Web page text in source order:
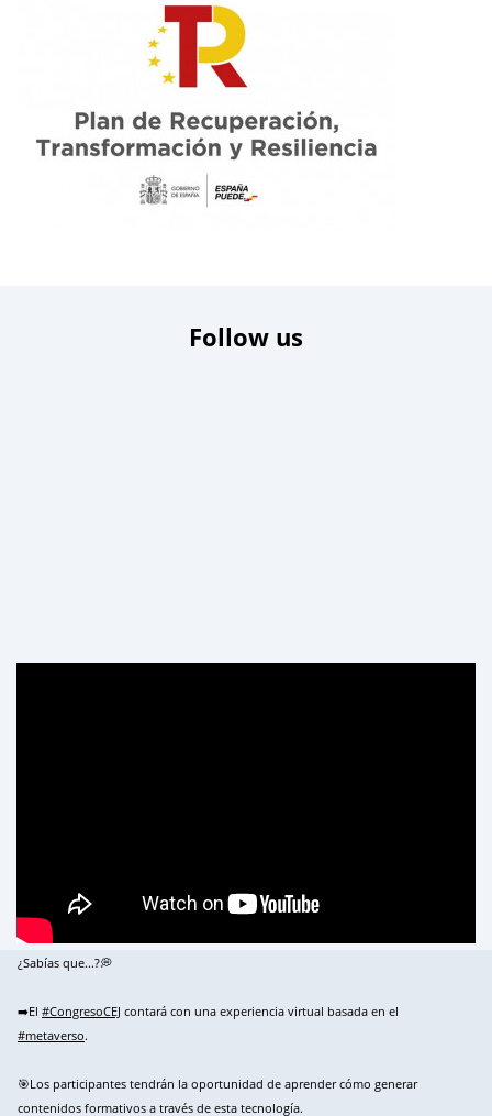
Follow us
¿Sabías que...?💭
➡️El #CongresoCEJ contará con una experiencia virtual basada en el
#metaverso.
🎯Los participantes tendrán la oportunidad de aprender cómo generar
contenidos formativos a través de esta tecnología.